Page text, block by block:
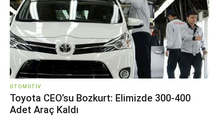
OTOMOTIV
Toyota CEO’su Bozkurt: Elimizde 300-400
Adet Araç Kaldı